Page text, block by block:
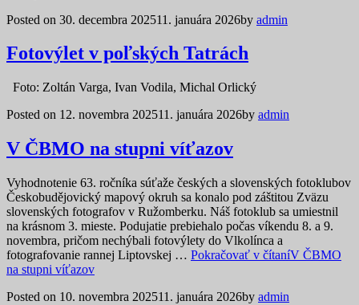
Posted on 30. decembra 202511. januára 2026by admin
Fotovýlet v poľských Tatrách
Foto: Zoltán Varga, Ivan Vodila, Michal Orlický
Posted on 12. novembra 202511. januára 2026by admin
V ČBMO na stupni víťazov
Vyhodnotenie 63. ročníka súťaže českých a slovenských fotoklubov
Českobudějovický mapový okruh sa konalo pod záštitou Zväzu
slovenských fotografov v Ružomberku. Náš fotoklub sa umiestnil
na krásnom 3. mieste. Podujatie prebiehalo počas víkendu 8. a 9.
novembra, pričom nechýbali fotovýlety do Vlkolínca a
fotografovanie rannej Liptovskej … Pokračovať v čítaníV ČBMO
na stupni víťazov
Posted on 10. novembra 202511. januára 2026by admin